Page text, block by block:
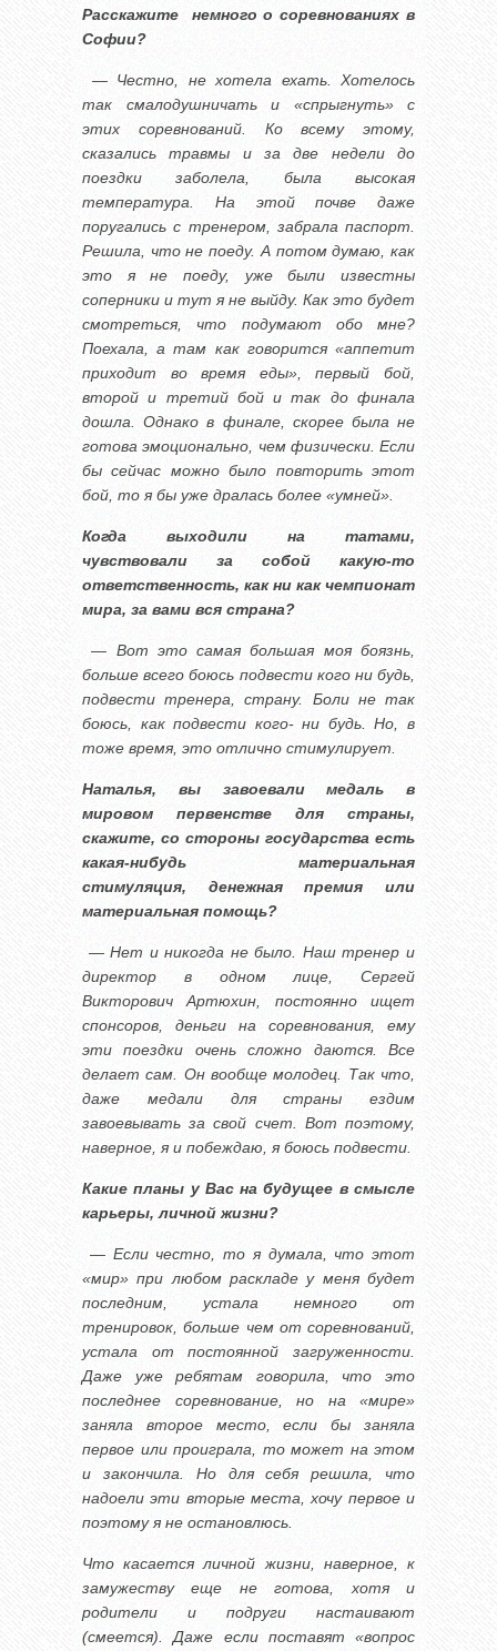
Расскажите немного о соревнованиях в
Софии?
— Честно, не хотела ехать. Хотелось
так смалодушничать и «спрыгнуть» с
этих соревнований. Ко всему этому,
сказались травмы и за две недели до
поездки заболела, была высокая
температура. На этой почве даже
поругались с тренером, забрала паспорт.
Решила, что не поеду. А потом думаю, как
это я не поеду, уже были известны
соперники и тут я не выйду. Как это будет
смотреться, что подумают обо мне?
Поехала, а там как говорится «аппетит
приходит во время еды», первый бой,
второй и третий бой и так до финала
дошла. Однако в финале, скорее была не
готова эмоционально, чем физически. Если
бы сейчас можно было повторить этот
бой, то я бы уже дралась более «умней».
Когда выходили на татами,
чувствовали за собой какую-то
ответственность, как ни как чемпионат
мира, за вами вся страна?
— Вот это самая большая моя боязнь,
больше всего боюсь подвести кого ни будь,
подвести тренера, страну. Боли не так
боюсь, как подвести кого- ни будь. Но, в
тоже время, это отлично стимулирует.
Наталья, вы завоевали медаль в
мировом первенстве для страны,
скажите, со стороны государства есть
какая-нибудь материальная
стимуляция, денежная премия или
материальная помощь?
— Нет и никогда не было. Наш тренер и
директор в одном лице, Сергей
Викторович Артюхин, постоянно ищет
спонсоров, деньги на соревнования, ему
эти поездки очень сложно даются. Все
делает сам. Он вообще молодец. Так что,
даже медали для страны ездим
завоевывать за свой счет. Вот поэтому,
наверное, я и побеждаю, я боюсь подвести.
Какие планы у Вас на будущее в смысле
карьеры, личной жизни?
— Если честно, то я думала, что этот
«мир» при любом раскладе у меня будет
последним, устала немного от
тренировок, больше чем от соревнований,
устала от постоянной загруженности.
Даже уже ребятам говорила, что это
последнее соревнование, но на «мире»
заняла второе место, если бы заняла
первое или проиграла, то может на этом
и закончила. Но для себя решила, что
надоели эти вторые места, хочу первое и
поэтому я не остановлюсь.
Что касается личной жизни, наверное, к
замужеству еще не готова, хотя и
родители и подруги настаивают
(смеется). Даже если поставят «вопрос